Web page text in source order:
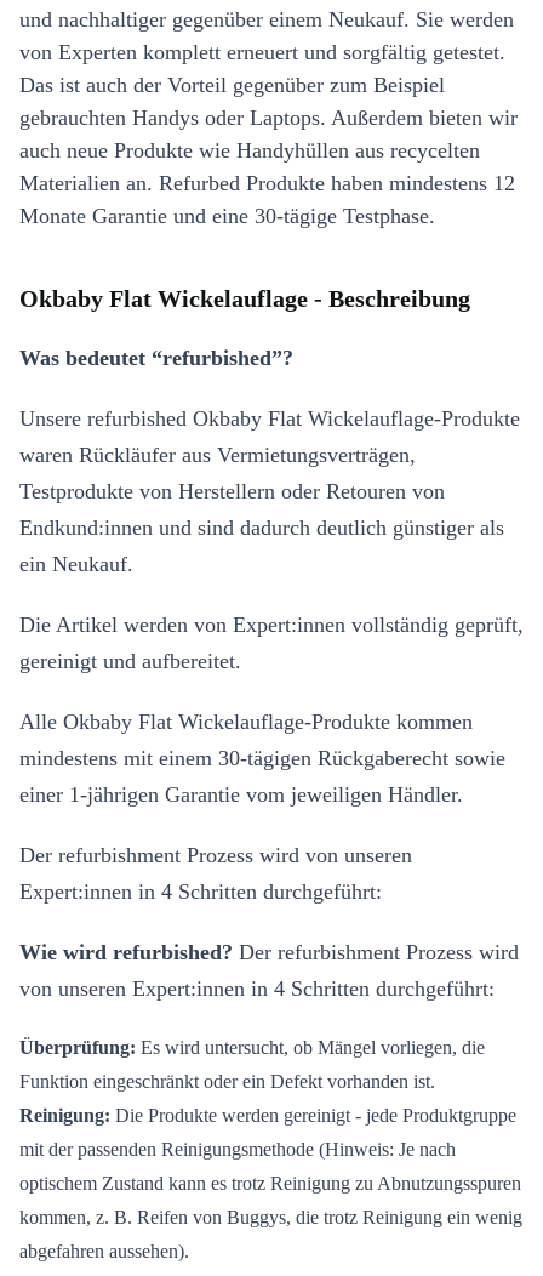
und nachhaltiger gegenüber einem Neukauf. Sie werden
von Experten komplett erneuert und sorgfältig getestet.
Das ist auch der Vorteil gegenüber zum Beispiel
gebrauchten Handys oder Laptops. Außerdem bieten wir
auch neue Produkte wie Handyhüllen aus recycelten
Materialien an. Refurbed Produkte haben mindestens 12
Monate Garantie und eine 30-tägige Testphase.
Okbaby Flat Wickelauflage - Beschreibung
Was bedeutet “refurbished”?
Unsere refurbished Okbaby Flat Wickelauflage-Produkte
waren Rückläufer aus Vermietungsverträgen,
Testprodukte von Herstellern oder Retouren von
Endkund:innen und sind dadurch deutlich günstiger als
ein Neukauf.
Die Artikel werden von Expert:innen vollständig geprüft,
gereinigt und aufbereitet.
Alle Okbaby Flat Wickelauflage-Produkte kommen
mindestens mit einem 30-tägigen Rückgaberecht sowie
einer 1-jährigen Garantie vom jeweiligen Händler.
Der refurbishment Prozess wird von unseren
Expert:innen in 4 Schritten durchgeführt:
Wie wird refurbished? Der refurbishment Prozess wird
von unseren Expert:innen in 4 Schritten durchgeführt:
Überprüfung: Es wird untersucht, ob Mängel vorliegen, die
Funktion eingeschränkt oder ein Defekt vorhanden ist.
Reinigung: Die Produkte werden gereinigt - jede Produktgruppe
mit der passenden Reinigungsmethode (Hinweis: Je nach
optischem Zustand kann es trotz Reinigung zu Abnutzungsspuren
kommen, z. B. Reifen von Buggys, die trotz Reinigung ein wenig
abgefahren aussehen).